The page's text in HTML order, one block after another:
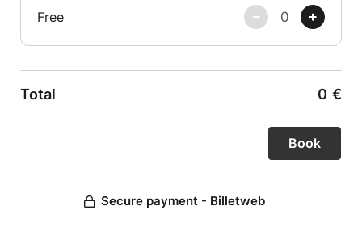
Free
Total 0 €
Secure payment - Billetweb